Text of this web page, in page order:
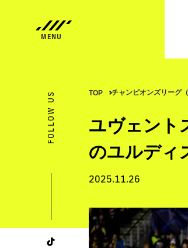
FOLLOW US TOP チャンピオンズリーグ（
ユヴェント
のユルディ
2025.11.26